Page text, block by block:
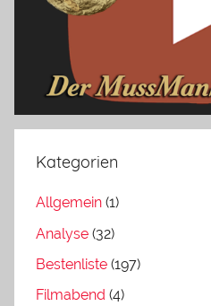
Kategorien
Allgemein (1)
Analyse (32)
Bestenliste (197)
Filmabend (4)